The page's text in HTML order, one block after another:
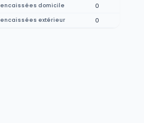
encaissées domicile
0
extérieur 0